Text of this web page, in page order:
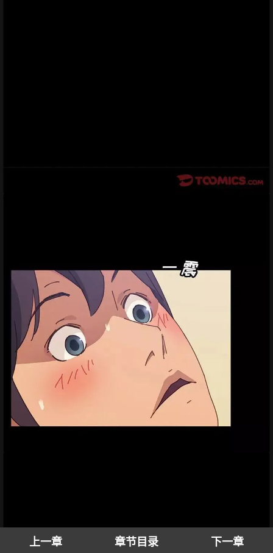
上一章 章节目录 下一章